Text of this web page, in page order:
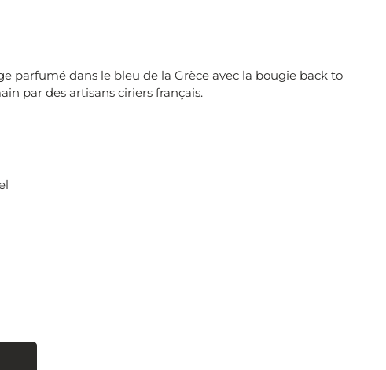
parfumé dans le bleu de la Grèce avec la bougie back to
par des artisans ciriers français.